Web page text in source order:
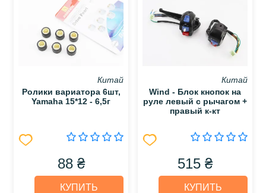
Китай
Ролики вариатора 6шт,
Yamaha 15*12 - 6,5г
88 ₴
КУПИТЬ
Китай
Wind - Блок кнопок на
руле левый с рычагом +
правый к-кт
515 ₴
КУПИТЬ